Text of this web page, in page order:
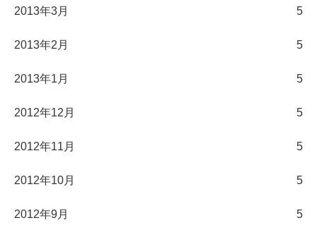
2013年3月 5
2013年2月 5
2013年1月 5
2012年12月 5
2012年11月 5
2012年10月 5
2012年9月 5